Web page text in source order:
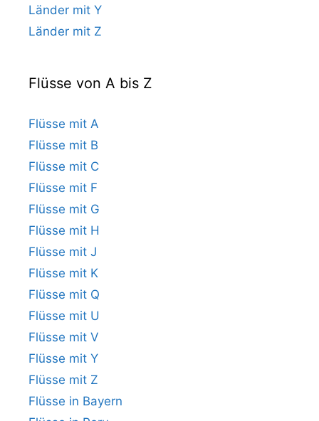
Länder mit Y
Länder mit Z
Flüsse von A bis Z
Flüsse mit A
Flüsse mit B
Flüsse mit C
Flüsse mit F
Flüsse mit G
Flüsse mit H
Flüsse mit J
Flüsse mit K
Flüsse mit Q
Flüsse mit U
Flüsse mit V
Flüsse mit Y
Flüsse mit Z
Flüsse in Bayern